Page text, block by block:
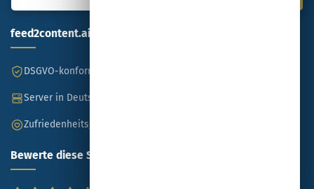
feed2content.ai
DSGVO-konform
Server in Deutschland
Zufriedenheitsgarantie
Bewerte diese Seite